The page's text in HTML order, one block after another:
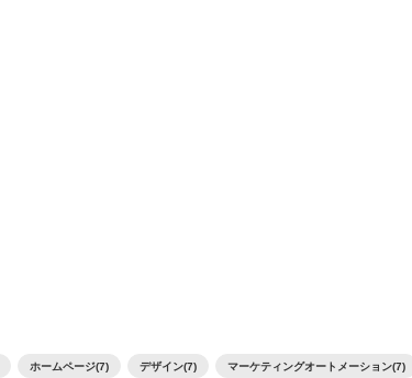
ホームページ(7) デザイン(7) マーケティングオートメーション(7)